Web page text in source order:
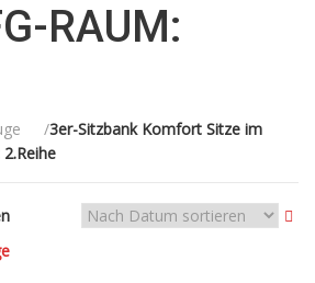
RAUM:
3er-Sitzbank Komfort Sitze im